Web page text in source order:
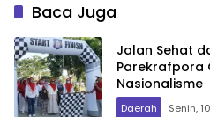
Baca Juga
Jalan Sehat
Parekrafpora
Nasionalisme
Daerah Senin,